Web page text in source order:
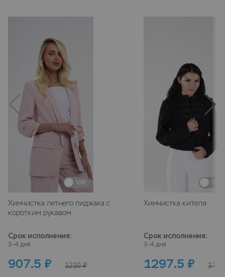
VIP
Химчистка летнего пиджака с
коротким рукавом
Срок исполнения:
3–4 дня
907.5 ₽ 1210 ₽
VIP
Химчистка кителя
Срок исполнения:
3–4 дня
1297.5 ₽ 1730